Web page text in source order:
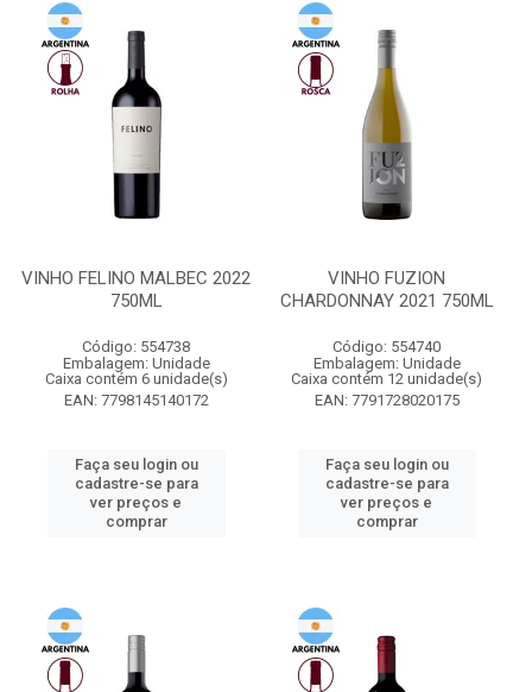
VINHO FELINO MALBEC 2022
750ML
Código: 554738
Embalagem: Unidade
Caixa contém 6 unidade(s)
EAN: 7798145140172
Faça seu login ou
cadastre-se para
ver preços e
comprar
VINHO FUZION
CHARDONNAY 2021 750ML
Código: 554740
Embalagem: Unidade
Caixa contém 12 unidade(s)
EAN: 7791728020175
Faça seu login ou
cadastre-se para
ver preços e
comprar